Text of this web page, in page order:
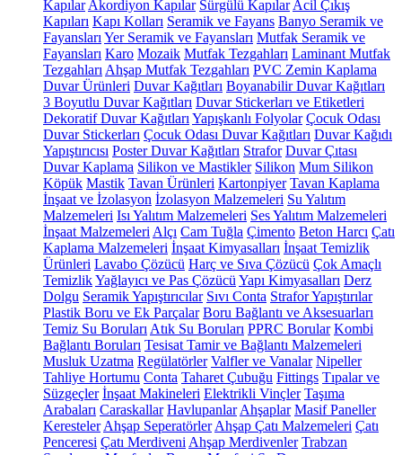
Kapılar Akordiyon Kapılar Sürgülü Kapılar Acil Çıkış
Kapıları Kapı Kolları Seramik ve Fayans Banyo Seramik ve
Fayansları Yer Seramik ve Fayansları Mutfak Seramik ve
Fayansları Karo Mozaik Mutfak Tezgahları Laminant Mutfak
Tezgahları Ahşap Mutfak Tezgahları PVC Zemin Kaplama
Duvar Ürünleri Duvar Kağıtları Boyanabilir Duvar Kağıtları
3 Boyutlu Duvar Kağıtları Duvar Stickerları ve Etiketleri
Dekoratif Duvar Kağıtları Yapışkanlı Folyolar Çocuk Odası
Duvar Stickerları Çocuk Odası Duvar Kağıtları Duvar Kağıdı
Yapıştırıcısı Poster Duvar Kağıtları Strafor Duvar Çıtası
Duvar Kaplama Silikon ve Mastikler Silikon Mum Silikon
Köpük Mastik Tavan Ürünleri Kartonpiyer Tavan Kaplama
İnşaat ve İzolasyon İzolasyon Malzemeleri Su Yalıtım
Malzemeleri Isı Yalıtım Malzemeleri Ses Yalıtım Malzemeleri
İnşaat Malzemeleri Alçı Cam Tuğla Çimento Beton Harcı Çatı
Kaplama Malzemeleri İnşaat Kimyasalları İnşaat Temizlik
Ürünleri Lavabo Çözücü Harç ve Sıva Çözücü Çok Amaçlı
TemizlikYağlayıcı ve Pas Çözücü Yapı Kimyasalları Derz
Dolgu Seramik Yapıştırıcılar Sıvı Conta Strafor Yapıştırılar
Plastik Boru ve Ek Parçalar Boru Bağlantı ve Aksesuarları
Temiz Su Boruları Atık Su Boruları PPRC Borular Kombi
Bağlantı Boruları Tesisat Tamir ve Bağlantı Malzemeleri
Musluk Uzatma Regülatörler Valfler ve Vanalar Nipeller
Tahliye Hortumu Conta Taharet Çubuğu Fittings Tıpalar ve
Süzgeçler İnşaat Makineleri Elektrikli Vinçler Taşıma
Arabaları Caraskallar Havlupanlar Ahşaplar Masif Paneller
Keresteler Ahşap Seperatörler Ahşap Çatı Malzemeleri Çatı
Penceresi Çatı Merdiveni Ahşap Merdivenler Trabzan